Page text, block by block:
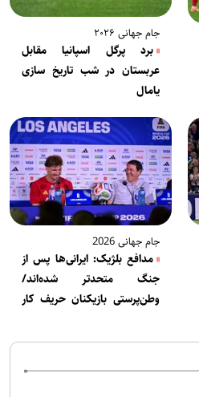
جام جهانی ۲۰۲۶
برد پرگل اسپانیا مقابل
عربستان در شب تاریخ سازی
یامال
جام جهانی 2026
مدافع بلژیک: ایرانی‌ها پس از
جنگ متحدتر شده‌اند/
وطن‌پرستی بازیکنان حریف کار